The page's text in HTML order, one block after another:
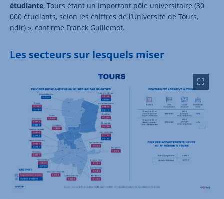
étudiante, Tours étant un important pôle universitaire (30
000 étudiants, selon les chiffres de l’Université de Tours,
ndlr) », confirme Franck Guillemot.
Les secteurs sur lesquels miser